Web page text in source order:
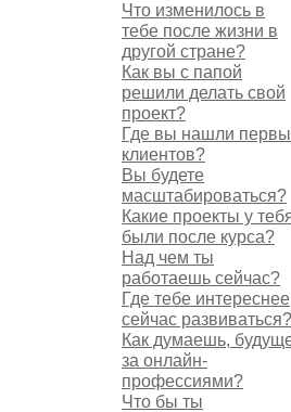
Что изменилось в
тебе после жизни в
другой стране?
Как вы с папой
решили делать свой
проект?
Где вы нашли
клиентов?
Вы будете
масштабироваться?
Какие проекты у
были после курса?
Над чем ты
работаешь сейчас?
Где тебе интереснее
сейчас развиваться?
Как думаешь,
за онлайн-
профессиями?
Что бы ты